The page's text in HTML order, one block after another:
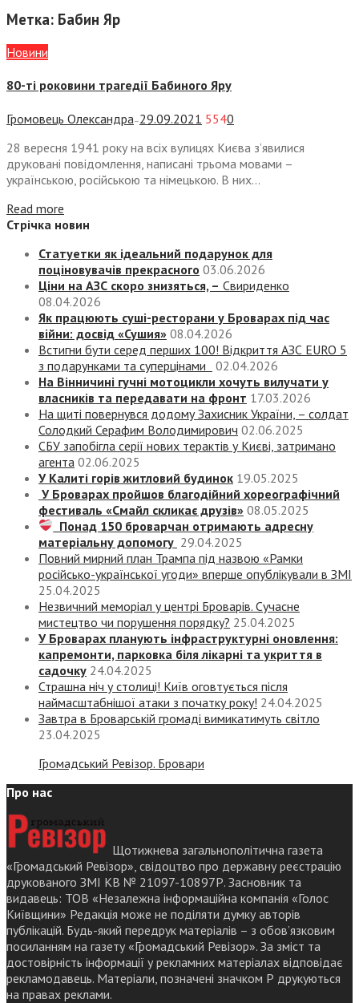
Метка: Бабин Яр
Новини
80-ті роковини трагедії Бабиного Яру
Громовець Олександра — 29.09.2021 5540
28 вересня 1941 року на всіх вулицях Києва з’явилися
друковані повідомлення, написані трьома мовами –
українською, російською та німецькою. В них...
Read more
Стрічка новин
Статуетки як ідеальний подарунок для
поціновувачів прекрасного 03.06.2026
Ціни на АЗС скоро знизяться, – Свириденко
08.04.2026
Як працюють суші-ресторани у Броварах під час
війни: досвід «Сушия» 08.04.2026
Встигни бути серед перших 100! Відкриття АЗС EURO 5
з подарунками та суперцінами
02.04.2026
На Вінничині гучні мотоцикли хочуть вилучати у
власників та передавати на фронт 17.03.2026
На щиті повернувся додому Захисник України, – солдат
Солодкий Серафим Володимирович 02.06.2025
СБУ запобігла серії нових терактів у Києві, затримано
агента 02.06.2025
У Калиті горів житловий будинок 19.05.2025
У Броварах пройшов благодійний хореографічний
фестиваль «Смайл скликає друзів» 08.05.2025
Понад 150 броварчан отримають адресну
матеріальну допомогу 29.04.2025
Повний мирний план Трампа під назвою «‎Рамки
російсько-української угоди» вперше опублікували в ЗМІ
25.04.2025
Незвичний меморіал у центрі Броварів. Сучасне
мистецтво чи порушення порядку? 25.04.2025
У Броварах планують інфраструктурні оновлення:
капремонти, парковка біля лікарні та укриття в
садочку 24.04.2025
Страшна ніч у столиці! Київ оговтується після
наймасштабнішої атаки з початку року! 24.04.2025
Завтра в Броварській громаді вимикатимуть світло
23.04.2025
Громадський Ревізор. Бровари
Про нас
Щотижнева загальнополітична газета
«Громадський Ревізор», свідоцтво про державну реєстрацію
друкованого ЗМІ КВ № 21097-10897Р. Засновник та
видавець: ТОВ «Незалежна інформаційна компанія «Голос
Київщини» Редакція може не поділяти думку авторів
публікацій. Будь-який передрук матеріалів – з обов’язковим
посиланням на газету «Громадський Ревізор». За зміст та
достовірність інформації у рекламних матеріалах відповідає
рекламодавець. Матеріали, позначені значком Р друкуються
на правах реклами.